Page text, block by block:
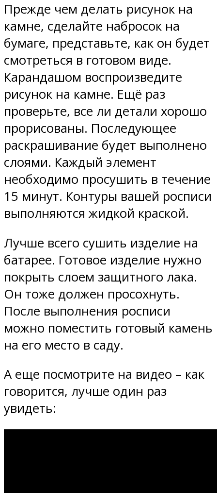
Прежде чем делать рисунок на
камне, сделайте набросок на
бумаге, представьте, как он будет
смотреться в готовом виде.
Карандашом воспроизведите
рисунок на камне. Ещё раз
проверьте, все ли детали хорошо
прорисованы. Последующее
раскрашивание будет выполнено
слоями. Каждый элемент
необходимо просушить в течение
15 минут. Контуры вашей росписи
выполняются жидкой краской.
Лучше всего сушить изделие на
батарее. Готовое изделие нужно
покрыть слоем защитного лака.
Он тоже должен просохнуть.
После выполнения росписи
можно поместить готовый камень
на его место в саду.
А еще посмотрите на видео – как
говорится, лучше один раз
увидеть: